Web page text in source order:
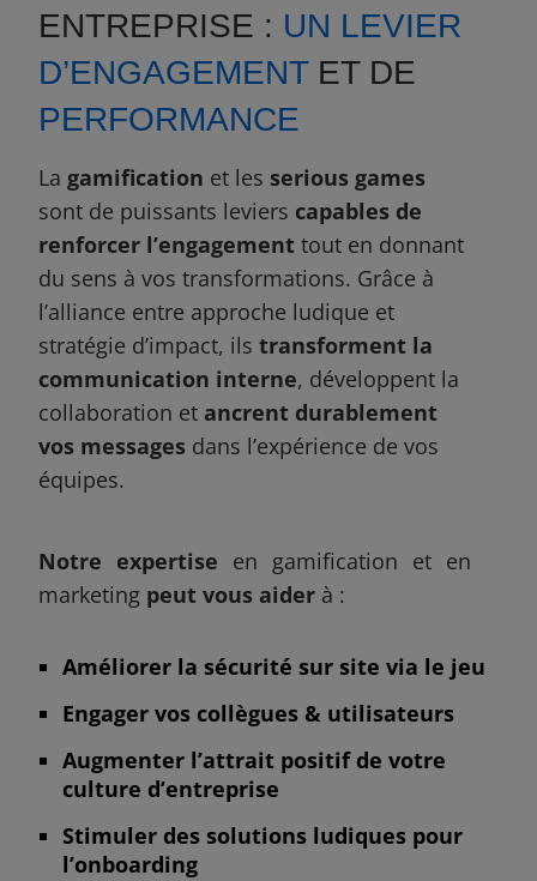
ENTREPRISE : UN LEVIER
D’ENGAGEMENT ET DE
PERFORMANCE
La gamification et les serious games
sont de puissants leviers capables de
renforcer l’engagement tout en donnant
du sens à vos transformations. Grâce à
l’alliance entre approche ludique et
stratégie d’impact, ilstransforment la
communication interne, développent la
collaboration et ancrent durablement
vos messages dans l’expérience de vos
équipes.
Notre expertise en gamification et en
marketing peut vous aider à :
Améliorer la sécurité sur site via le jeu
Engager vos collègues & utilisateurs
Augmenter l’attrait positif de votre
culture d’entreprise
Stimuler des solutions ludiques pour
l’onboarding